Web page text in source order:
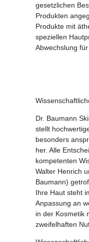
gesetzlichen
Produkten
Produkte mit
speziellen
Abwechslung
Dr. Baumann
stellt
besonders
her. Alle
kompetenten
Walter Henrich
Baumann)
Ihre Haut steht
Anpassung an
in der Kosmetik
zweifelhaften